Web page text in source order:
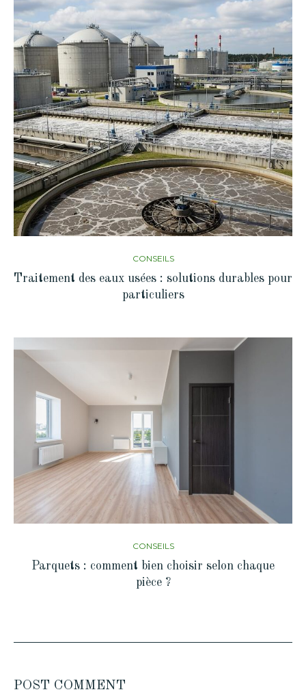
CONSEILS
Traitement des eaux usées : solutions durables pour
particuliers
CONSEILS
Parquets : comment bien choisir selon chaque
pièce ?
POST COMMENT